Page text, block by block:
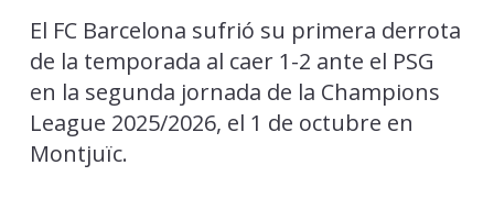
El FC Barcelona sufrió su primera derrota
de la temporada al caer 1-2 ante el PSG
en la segunda jornada de la Champions
League 2025/2026, el 1 de octubre en
Montjuïc.